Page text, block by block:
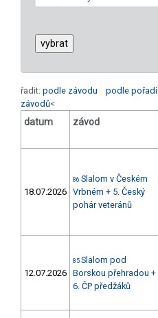
řadit: podle závodu podle pořadí
závodů<
datum závod
18.07.2026
86 Slalom v Českém
Vrbném + 5. Český
pohár veteránů
12.07.2026
85 Slalom pod
Borskou přehradou +
6. ČP předžáků